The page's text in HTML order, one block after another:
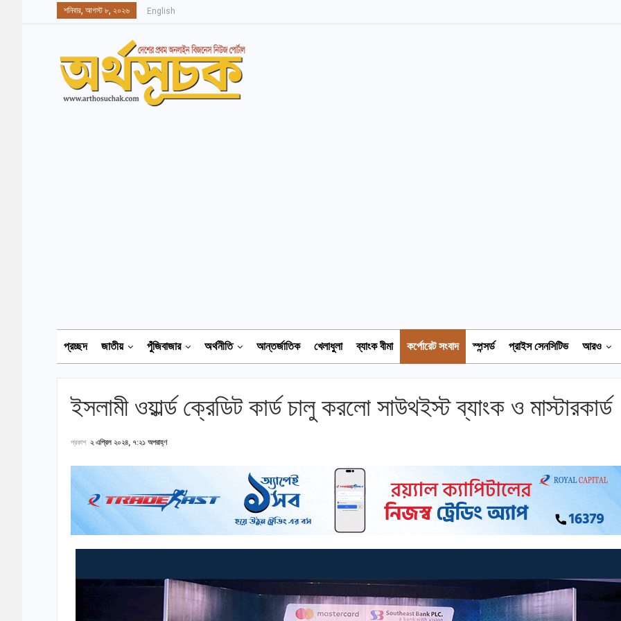
শনিবার, আগস্ট ৮, ২০২৬ English
প্রচ্ছদ জাতীয় পুঁজিবাজার অর্থনীতি আন্তর্জাতিক খেলাধুলা ব্যাংক বীমা কর্পোরেট সংবাদ স্পন্সর্ড প্রাইস সেনসিটিভ আরও
ইসলামী ওয়ার্ল্ড ক্রেডিট কার্ড চালু করলো সাউথইস্ট ব্যাংক ও মাস্টারকার্ড
প্রকাশ ২ এপ্রিল ২০২৪, ৭:২১ অপরাহ্ণ